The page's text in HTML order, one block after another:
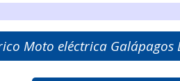
Moto eléctrica